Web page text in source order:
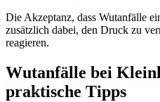
Die Akzeptanz, dass Wutanfälle
zusätzlich dabei, den Druck zu
reagieren.
Wutanfälle bei
praktische Tipps